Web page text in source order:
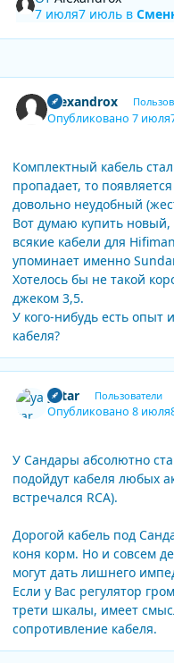
7 июля7 июль в
Alexandrox
Опубликовано7 июля
Комплектный кабель
пропадает, то
довольно неудобный
Вот думаю купить
всякие кабели для
упоминает именно
Хотелось бы не такой
джеком 3,5.
У кого-нибудь есть опыт
кабеля?
yatar Пользователи
Опубликовано8 июля
У Сандары абсолютно
подойдут кабеля любых
встречался RCA).
Дорогой кабель под
коня корм. Но и совсем
могут дать лишнего
Если у Вас регулятор
трети шкалы, имеет
сопротивление кабеля.